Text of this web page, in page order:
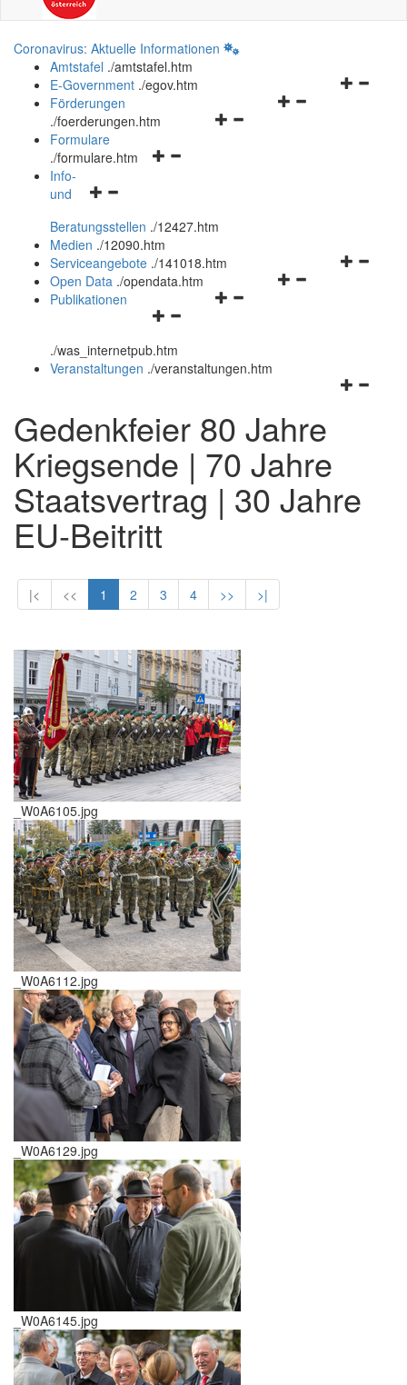
Coronavirus: Aktuelle Informationen
Amtstafel ./amtstafel.htm
Navigationsmenü
E-Government ./egov.htm
Navigationsmenü
Förderungen
./foerderungen.htm
Navigationsmenü
Formulare
./formulare.htm
Navigationsmenü
und
schließen
Info-
und
Beratungsstellen ./12427.htm
Medien ./12090.htm
Navigationsmenü
Serviceangebote ./141018.htm
Navigationsmenü
Open Data ./opendata.htm
Navigationsmenü
und
schließen
Publikationen
./was_internetpub.htm
Veranstaltungen ./veranstaltungen.htm
Gedenkfeier 80 Jahre
Kriegsende | 70 Jahre
Staatsvertrag | 30 Jahre
EU-Beitritt
|< << 1 2 3 4 >> >|
_W0A6105.jpg
_W0A6112.jpg
_W0A6129.jpg
_W0A6145.jpg